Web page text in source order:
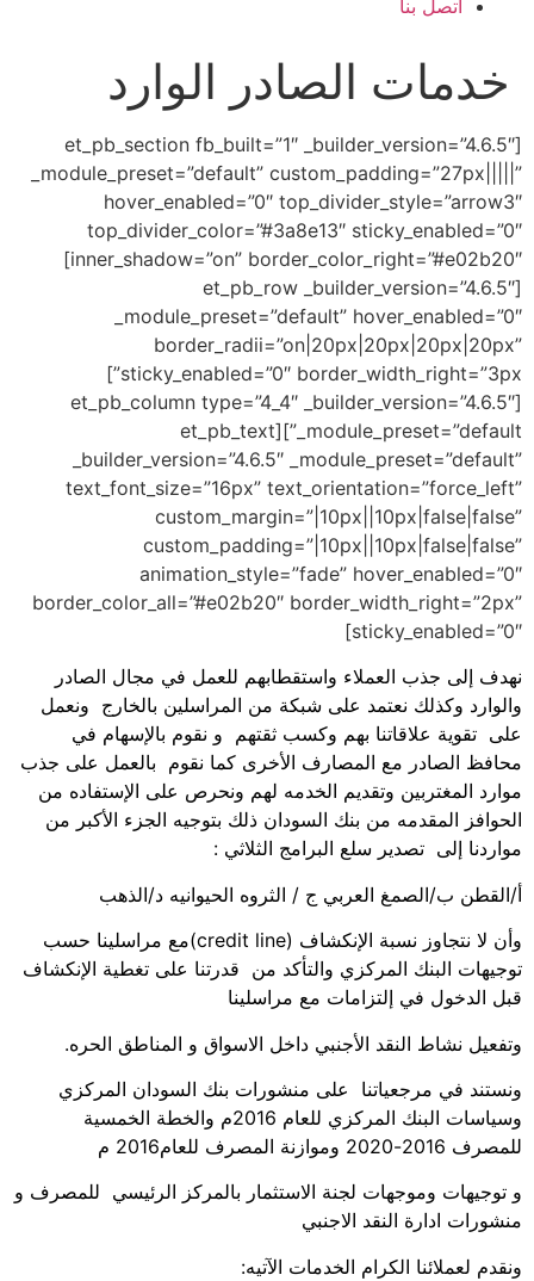
اتصل بنا
خدمات الصادر الوارد
[et_pb_section fb_built=”1″ _builder_version=”4.6.5″
_module_preset=”default” custom_padding=”27px|||||”
hover_enabled=”0″ top_divider_style=”arrow3″
top_divider_color=”#3a8e13″ sticky_enabled=”0″
inner_shadow=”on” border_color_right=”#e02b20″]
[et_pb_row _builder_version=”4.6.5″
_module_preset=”default” hover_enabled=”0″
border_radii=”on|20px|20px|20px|20px”
sticky_enabled=”0″ border_width_right=”3px”]
[et_pb_column type=”4_4″ _builder_version=”4.6.5″
_module_preset=”default”][et_pb_text
_builder_version=”4.6.5″ _module_preset=”default”
text_font_size=”16px” text_orientation=”force_left”
custom_margin=”|10px||10px|false|false”
custom_padding=”|10px||10px|false|false”
animation_style=”fade” hover_enabled=”0″
border_color_all=”#e02b20″ border_width_right=”2px”
sticky_enabled=”0″]
نهدف إلى جذب العملاء واستقطابهم للعمل في مجال الصادر
والوارد وكذلك نعتمد على شبكة من المراسلين بالخارج ونعمل
على تقوية علاقاتنا بهم وكسب ثقتهم و نقوم بالإسهام في
محافظ الصادر مع المصارف الأخرى كما نقوم بالعمل على جذب
موارد المغتربين وتقديم الخدمه لهم ونحرص على الإستفاده من
الحوافز المقدمه من بنك السودان ذلك بتوجيه الجزء الأكبر من
مواردنا إلى تصدير سلع البرامج الثلاثي :
أ/القطن ب/الصمغ العربي ج / الثروه الحيوانيه د/الذهب
وأن لا نتجاوز نسبة الإنكشاف (credit line)مع مراسلينا حسب
توجيهات البنك المركزي والتأكد من قدرتنا على تغطية الإنكشاف
قبل الدخول في إلتزامات مع مراسلينا
وتفعيل نشاط النقد الأجنبي داخل الاسواق و المناطق الحره.
ونستند في مرجعياتنا على منشورات بنك السودان المركزي
وسياسات البنك المركزي للعام 2016م والخطة الخمسية
للمصرف 2016-2020 وموازنة المصرف للعام2016 م
و توجيهات وموجهات لجنة الاستثمار بالمركز الرئيسي للمصرف و
منشورات ادارة النقد الاجنبي
ونقدم لعملائنا الكرام الخدمات الآتيه: